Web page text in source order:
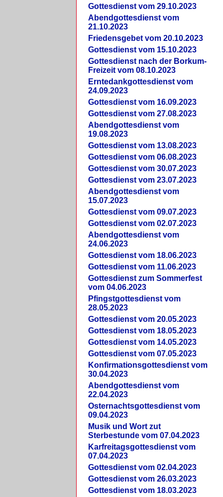
Gottesdienst vom 29.10.2023
Abendgottesdienst vom
21.10.2023
Friedensgebet vom 20.10.2023
Gottesdienst vom 15.10.2023
Gottesdienst nach der Borkum-
Freizeit vom 08.10.2023
Erntedankgottesdienst vom
24.09.2023
Gottesdienst vom 16.09.2023
Gottesdienst vom 27.08.2023
Abendgottesdienst vom
19.08.2023
Gottesdienst vom 13.08.2023
Gottesdienst vom 06.08.2023
Gottesdienst vom 30.07.2023
Gottesdienst vom 23.07.2023
Abendgottesdienst vom
15.07.2023
Gottesdienst vom 09.07.2023
Gottesdienst vom 02.07.2023
Abendgottesdienst vom
24.06.2023
Gottesdienst vom 18.06.2023
Gottesdienst vom 11.06.2023
Gottesdienst zum Sommerfest
vom 04.06.2023
Pfingstgottesdienst vom
28.05.2023
Gottesdienst vom 20.05.2023
Gottesdienst vom 18.05.2023
Gottesdienst vom 14.05.2023
Gottesdienst vom 07.05.2023
Konfirmationsgottesdienst vom
30.04.2023
Abendgottesdienst vom
22.04.2023
Osternachtsgottesdienst vom
09.04.2023
Musik und Wort zut
Sterbestunde vom 07.04.2023
Karfreitagsgottesdienst vom
07.04.2023
Gottesdienst vom 02.04.2023
Gottesdienst vom 26.03.2023
Gottesdienst vom 18.03.2023